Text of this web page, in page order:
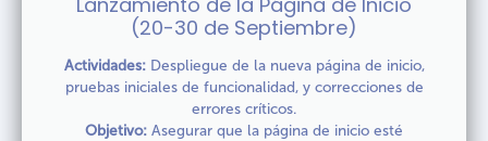
(20-30 de Septiembre)
Actividades: Despliegue de la nueva página de inicio,
pruebas iniciales de funcionalidad, y correcciones de
errores críticos.
Objetivo: Asegurar que la página de inicio esté